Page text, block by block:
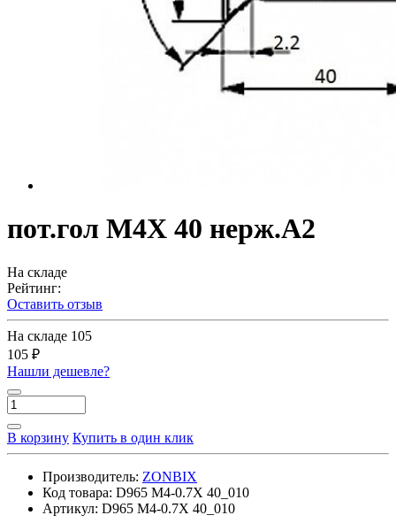
пот.гол M4X 40 нерж.A2
На складе
Рейтинг:
Оставить отзыв
На складе 105
105 ₽
Нашли дешевле?
В корзину Купить в один клик
Производитель: ZONBIX
Код товара: D965 M4-0.7X 40_010
Артикул: D965 M4-0.7X 40_010